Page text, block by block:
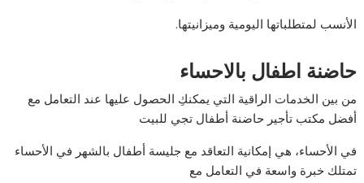
الأنسب لمتطلباتها اليومية وميزانيتها.
حاضنة اطفال بالاحساء
من بين الخدمات الراقية التي يمكنكِ الحصول عليها عند التعامل مع
أفضل مكتب تأجير حاضنة أطفال تجي للبيت
في الأحساء، هي إمكانية التعاقد مع جليسة أطفال بالشهر في الأحساء
تمتلك خبرة واسعة في التعامل مع